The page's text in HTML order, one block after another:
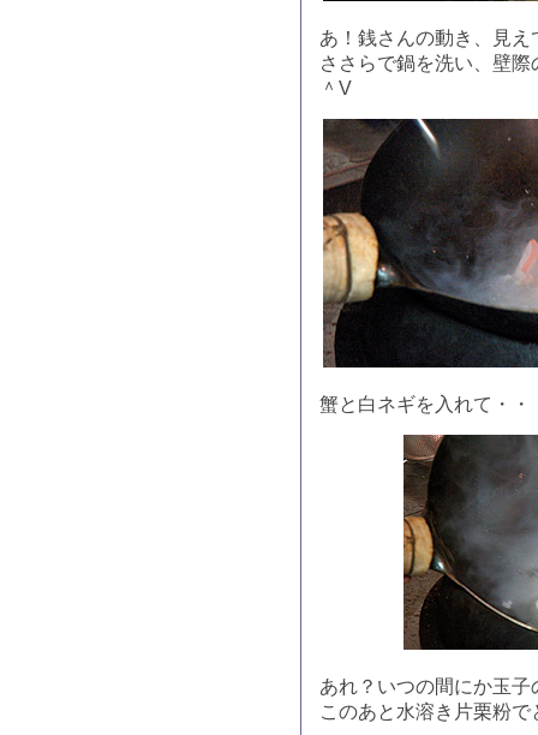
あ！銭さんの動き、見
ささらで鍋を洗い、壁
＾V
蟹と白ネギを入れて・・
あれ？いつの間にか玉
このあと水溶き片栗粉